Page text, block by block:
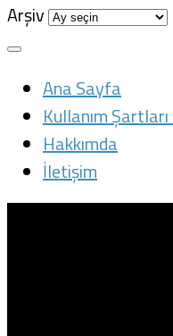
Arşiv
Ana Sayfa
Kullanım
Hakkımda
İletişim